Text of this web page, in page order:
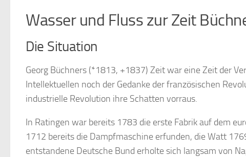
Wasser und Fluss zur Zeit
Die Situation
Georg Büchners (*1813, +1837) Zeit war eine Zeit der
Intellektuellen noch der Gedanke der französischen
industrielle Revolution ihre Schatten vorraus.
In Ratingen war bereits 1783 die erste Fabrik auf dem
1712 bereits die Dampfmaschine erfunden, die Watt
entstandene Deutsche Bund erholte sich langsam von